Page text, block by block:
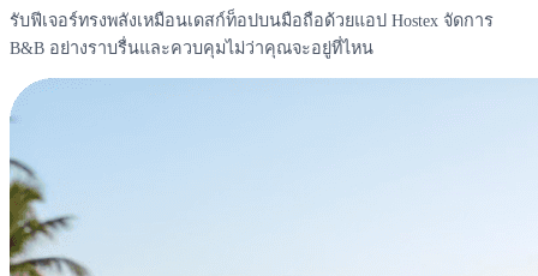
รับฟีเจอร์ทรงพลังเหมือนเดสก์ท็อปบนมือถือด้วยแอป Hostex จัดการ
B&B อย่างราบรื่นและควบคุมไม่ว่าคุณจะอยู่ที่ไหน